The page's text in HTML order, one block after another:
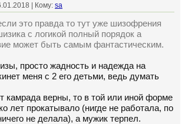
| Кому: sa
это правда то тут уже шизофрения
с логикой полный порядок а
может быть самым фантастическим.
просто жадность и надежда на
меня с 2 его детьми, ведь думать
камрада верны, то в той или иной форме
лет прокатывало (нигде не работала, по
не делала), а мужик терпел.